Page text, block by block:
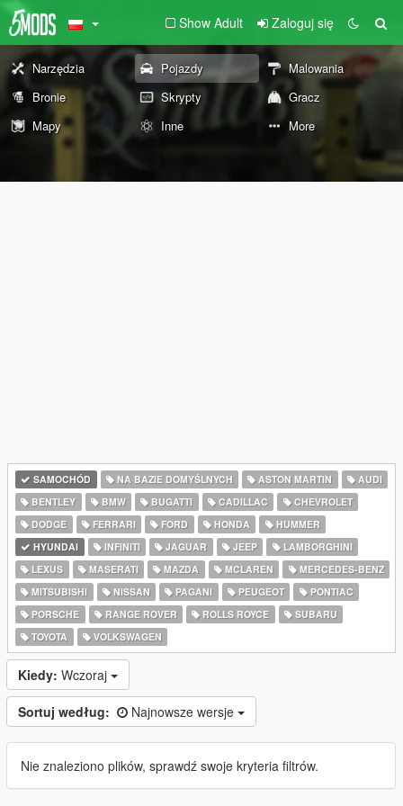
Show Adult Zaloguj się
Narzędzia Pojazdy
Malowania
Bronie
Skrypty
Gracz
Mapy
Inne More
SAMOCHÓD NA BAZIE DOMYŚLNYCH ASTON MARTIN
AUDI
BENTLEY
BMW BUGATTI CADILLAC
CHEVROLET
DODGE
FERRARI FORD HONDA
HUMMER
HYUNDAI
INFINITI JAGUAR JEEP
LAMBORGHINI
LEXUS
MASERATI MAZDA MCLAREN
MERCEDES-BENZ
MITSUBISHI
NISSAN PAGANI PEUGEOT
PONTIAC
PORSCHE
RANGE ROVER ROLLS ROYCE
SUBARU
TOYOTA
VOLKSWAGEN
Kiedy: Wczoraj
Sortuj według: Najnowsze wersje
Nie znaleziono plików, sprawdź swoje kryteria filtrów.